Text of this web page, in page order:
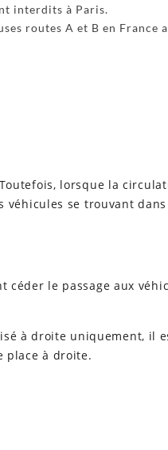
interdits à Paris.
routes A et B en France
lorsque la
véhicules se trouvant
céder le passage aux
à droite uniquement, il
place à droite.